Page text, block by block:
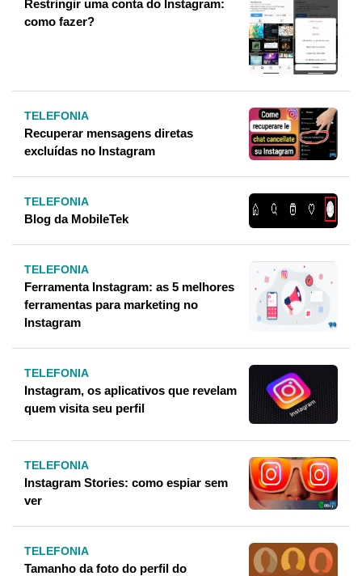
Restringir uma conta do Instagram:
como fazer?
TELEFONIA
Recuperar mensagens diretas
excluídas no Instagram
TELEFONIA
Blog da MobileTek
TELEFONIA
Ferramenta Instagram: as 5 melhores
ferramentas para marketing no
Instagram
TELEFONIA
Instagram, os aplicativos que revelam
quem visita seu perfil
TELEFONIA
Instagram Stories: como espiar sem
ver
TELEFONIA
Tamanho da foto do perfil do